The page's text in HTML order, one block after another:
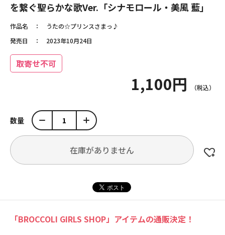
を繋ぐ聖らかな歌Ver.「シナモロール・美風 藍」
作品名
うたの☆プリンスさまっ♪
発売日
2023年10月24日
取寄せ不可
1,100円
数量
在庫がありません
「BROCCOLI GIRLS SHOP」アイテムの通販決定！